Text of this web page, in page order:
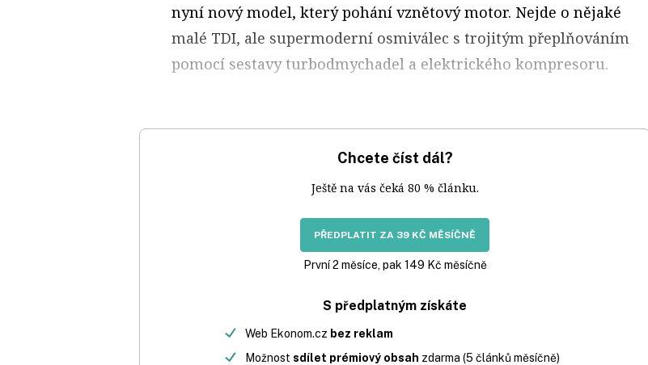
nyní nový model, který pohání vznětový motor. Nejde o nějaké
malé TDI, ale supermoderní osmiválec s trojitým přeplňováním
pomocí sestavy turbodmychadel a elektrického kompresoru.
Chcete číst dál?
Ještě na vás čeká 80 % článku.
PŘEDPLATIT ZA 39 KČ MĚSÍČNĚ
První 2 měsíce, pak 149 Kč měsíčně
S předplatným získáte
Web Ekonom.cz bez reklam
Možnost sdílet prémiový obsah zdarma (5 článků měsíčně)